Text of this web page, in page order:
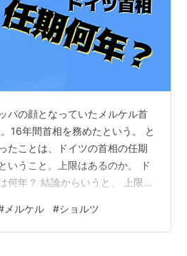
パの顔となっていたメルケル首
16年間首相を務めたという。 と
たことは、ドイツの首相の任期
いうこと。上限はあるのか。 ド
何年？ 結論からいうと、 上限は
download/digidepo_11281219_
メルケル #ショルツ